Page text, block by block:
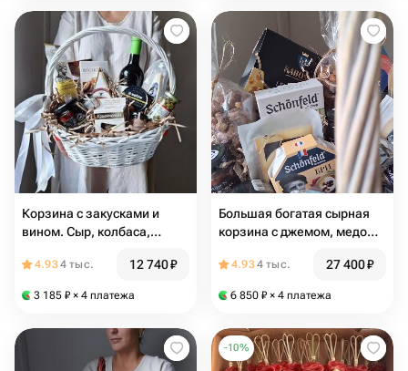
Корзина с закусками и
вином. Сыр, колбаса,
мед и паштет
4.934 тыс. 12 740₽
3 185 ₽ × 4 платежа
Большая богатая сырная
корзина с джемом, медом,
видов вкуснейшего сыра
4.934 тыс. 27 400₽
6 850 ₽ × 4 платежа
-10%